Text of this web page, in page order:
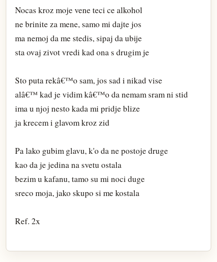
Nocas kroz moje vene teci ce alkohol
ne brinite za mene, samo mi dajte jos
ma nemoj da me stedis, sipaj da ubije
sta ovaj zivot vredi kad ona s drugim je
Sto puta rekâ€™o sam, jos sad i nikad vise
alâ€™ kad je vidim kâ€™o da nemam sram ni stid
ima u njoj nesto kada mi pridje blize
ja krecem i glavom kroz zid
Pa lako gubim glavu, k'o da ne postoje druge
kao da je jedina na svetu ostala
bezim u kafanu, tamo su mi noci duge
sreco moja, jako skupo si me kostala
Ref. 2x